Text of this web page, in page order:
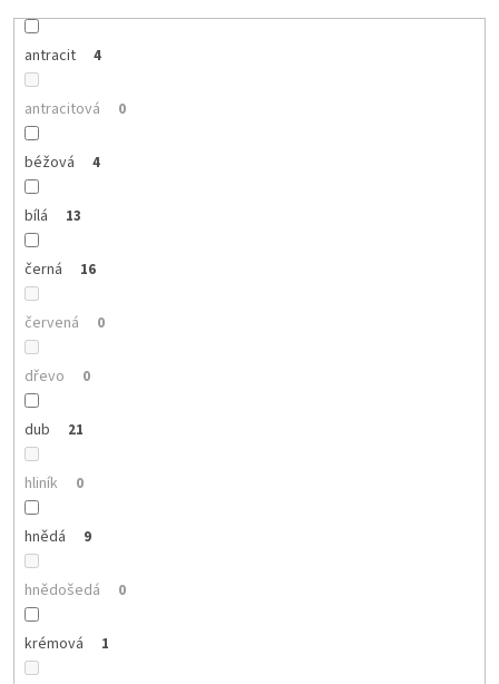
antracit 4
antracitová 0
béžová 4
bílá 13
černá 16
červená 0
dřevo 0
dub 21
hliník 0
hnědá 9
hnědošedá 0
krémová 1